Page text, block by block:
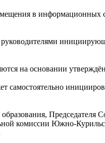
в информационных
на основании
самостоятельно
Председателя
комиссии Южно-